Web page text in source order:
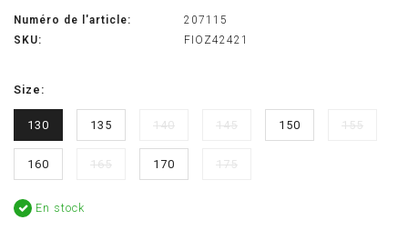
Numéro de l'article:
207115
SKU:
FIOZ42421
Size:
130 135 140 145 150 155
160 165 170 175
En stock